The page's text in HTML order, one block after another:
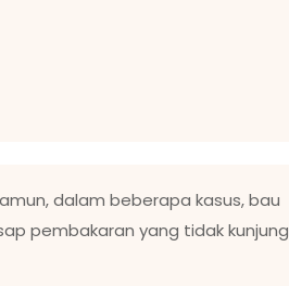
dalam beberapa kasus, bau
pembakaran yang tidak kunjung